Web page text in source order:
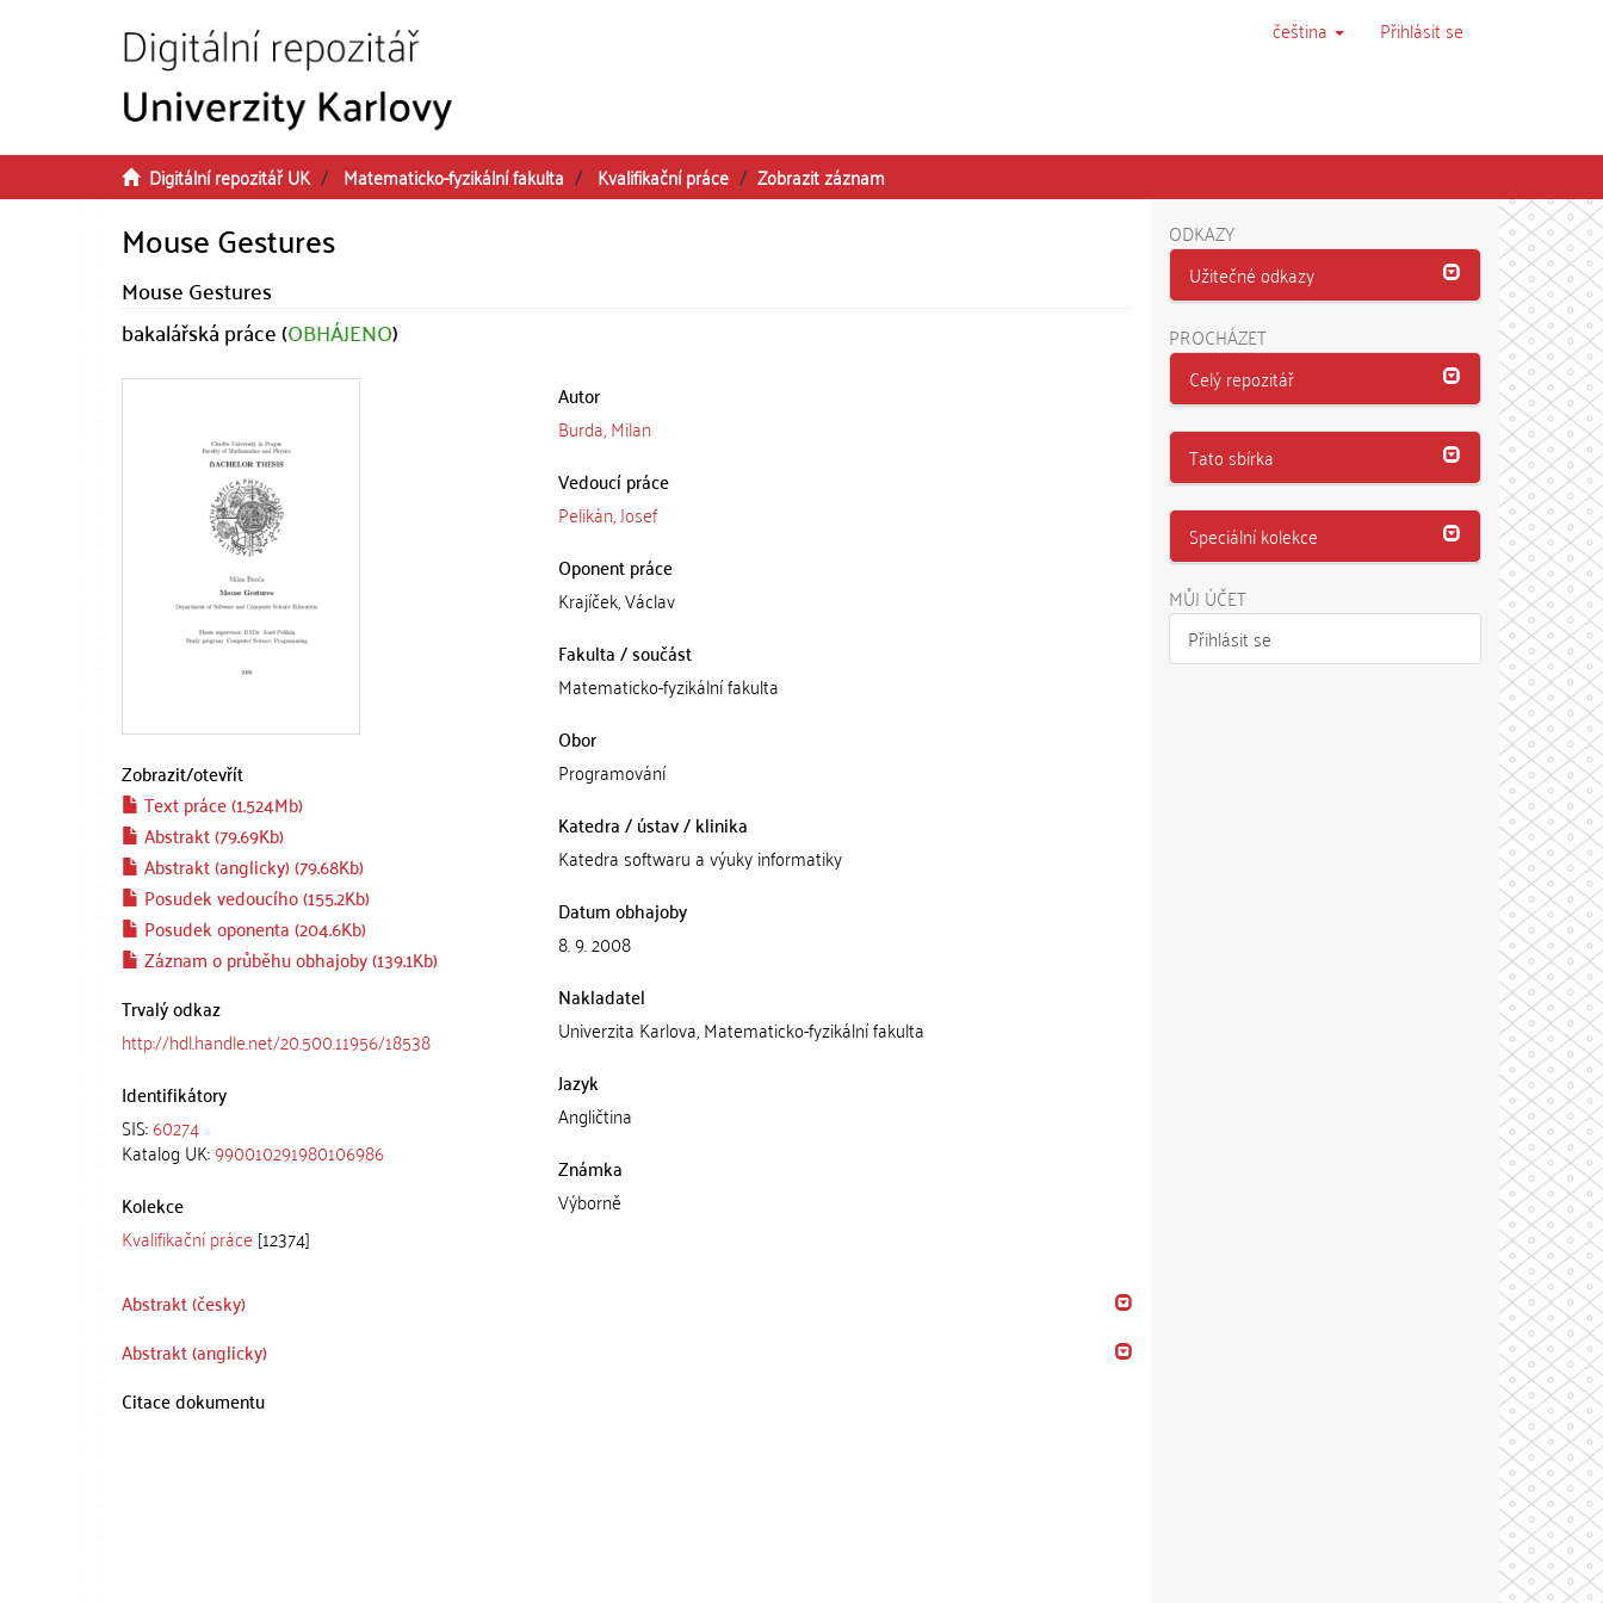
čeština Přihlásit se
Digitální repozitář UK Matematicko-fyzikální fakulta Kvalifikační práce Zobrazit záznam
Mouse Gestures
Mouse Gestures
bakalářská práce (OBHÁJENO)
Zobrazit/otevřít
Text práce (1.524Mb)
Abstrakt (79.69Kb)
Abstrakt (anglicky) (79.68Kb)
Posudek vedoucího (155.2Kb)
Posudek oponenta (204.6Kb)
Záznam o průběhu obhajoby (139.1Kb)
Trvalý odkaz
http://hdl.handle.net/20.500.11956/18538
Identifikátory
SIS:60274
Katalog UK:990010291980106986
Kolekce
Kvalifikační práce [12374]
Autor
Burda, Milan
Vedoucí práce
Pelikán, Josef
Oponent práce
Krajíček, Václav
Fakulta / součást
Matematicko-fyzikální fakulta
Obor
Programování
Katedra / ústav / klinika
Katedra softwaru a výuky informatiky
Datum obhajoby
8. 9. 2008
Nakladatel
Univerzita Karlova, Matematicko-fyzikální fakulta
Jazyk
Angličtina
Známka
Výborně
Abstrakt (česky)
Abstrakt (anglicky)
Citace dokumentu
ODKAZY
Užitečné odkazy
PROCHÁZET
Celý repozitář
Tato sbírka
Speciální kolekce
MŮJ ÚČET
Přihlásit se